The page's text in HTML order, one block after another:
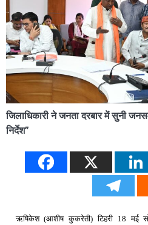
जिलाधिकारी ने जनता दरबार में सुनी
निर्देश”
ऋषिकेश (आशीष कुकरेती) टिहरी 18 मई